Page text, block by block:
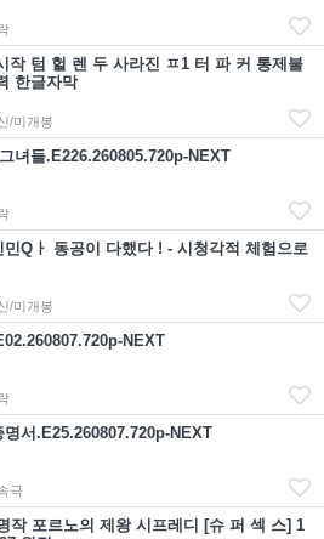
작 텀 헐 렌 두 사라진 ㅍ1 터 파 커 통제불
한글자막
/미개봉
녀들.E226.260805.720p-NEXT
민Qㅏ 동공이 다했다 ! - 시청각적 체험으로
/미개봉
NEXT
명서.E25.260807.720p-NEXT
극
작 포르노의 제왕 시프레디 [슈 퍼 섹 스] 1